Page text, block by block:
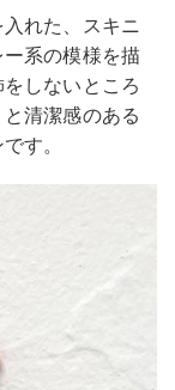
れた、スキニ
系の模様を描
しないところ
清潔感のある
す。